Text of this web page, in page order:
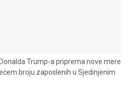
Trump-a priprema nove mere
broju zaposlenih u Sjedinjenim